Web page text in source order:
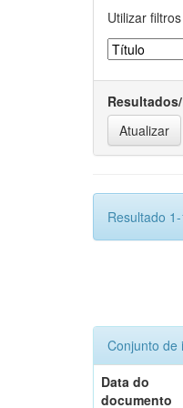
Utilizar
Resultado
Conjunto de
Data do
documento